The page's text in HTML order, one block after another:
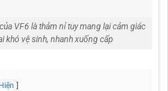
VF6 là thảm nỉ tuy mang lại cảm giác
khó vệ sinh, nhanh xuống cấp
Hiện